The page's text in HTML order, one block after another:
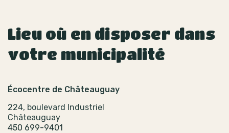
Lieu où en disposer dans
votre municipalité
Écocentre de Châteauguay
224, boulevard Industriel
Châteauguay
450 699-9401